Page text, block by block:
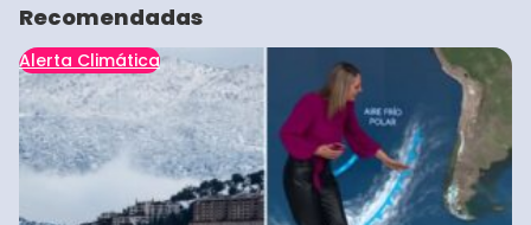
Recomendadas
Alerta Climática